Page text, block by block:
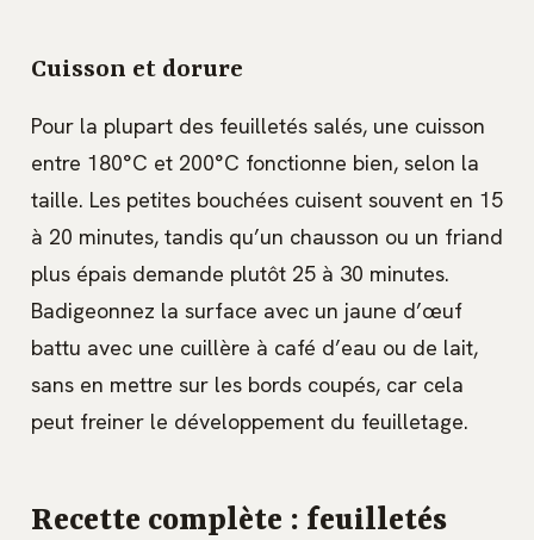
Cuisson et dorure
Pour la plupart des feuilletés salés, une cuisson
entre 180°C et 200°C fonctionne bien, selon la
taille. Les petites bouchées cuisent souvent en 15
à 20 minutes, tandis qu’un chausson ou un friand
plus épais demande plutôt 25 à 30 minutes.
Badigeonnez la surface avec un jaune d’œuf
battu avec une cuillère à café d’eau ou de lait,
sans en mettre sur les bords coupés, car cela
peut freiner le développement du feuilletage.
Recette complète : feuilletés